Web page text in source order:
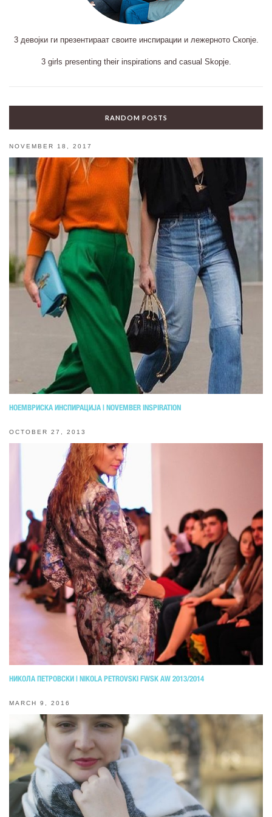
3 девојки ги презентираат своите инспирации и лежерното Скопје.
3 girls presenting their inspirations and casual Skopje.
RANDOM POSTS
NOVEMBER 18, 2017
НОЕМВРИСКА ИНСПИРАЦИЈА | NOVEMBER INSPIRATION
OCTOBER 27, 2013
НИКОЛА ПЕТРОВСКИ | NIKOLA PETROVSKI FWSK AW 2013/2014
MARCH 9, 2016